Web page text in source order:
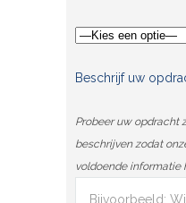
Beschrijf uw
Probeer uw opdracht
beschrijven zodat
voldoende informatie